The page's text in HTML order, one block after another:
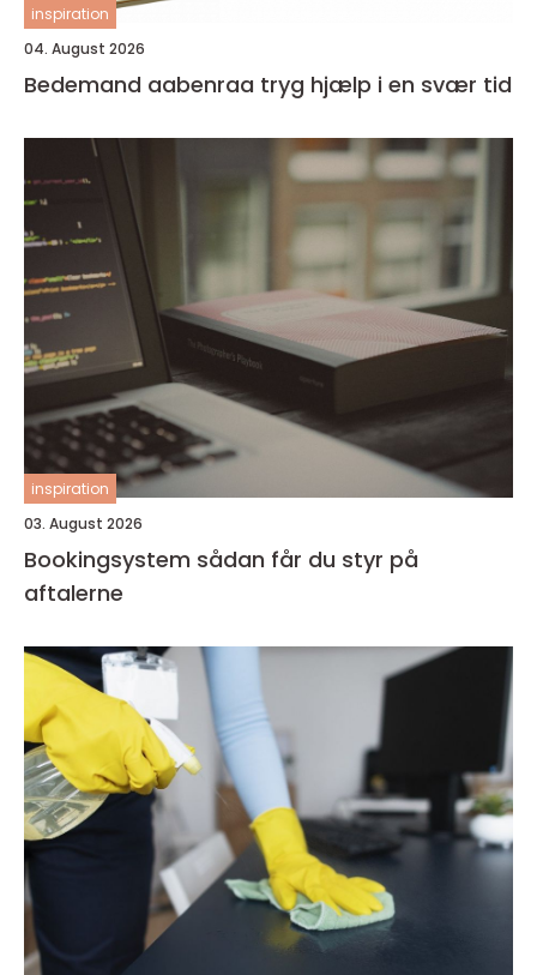
inspiration
04. August 2026
Bedemand aabenraa tryg hjælp i en svær tid
inspiration
03. August 2026
Bookingsystem sådan får du styr på
aftalerne